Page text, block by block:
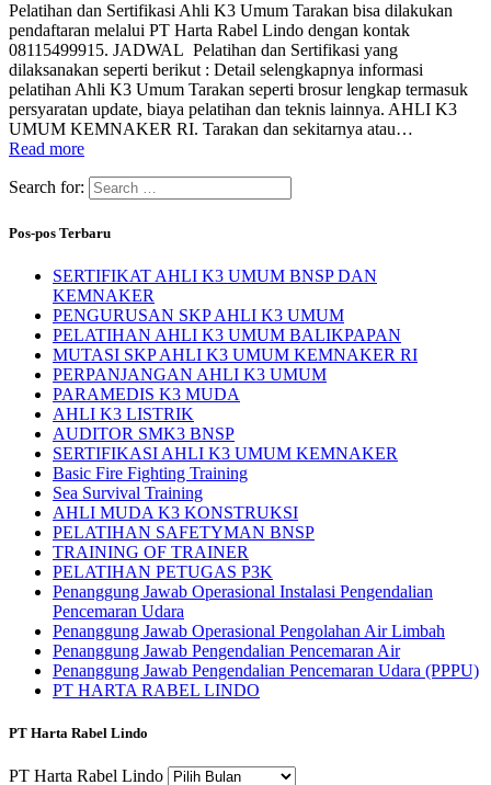
Pelatihan dan Sertifikasi Ahli K3 Umum Tarakan bisa dilakukan
pendaftaran melalui PT Harta Rabel Lindo dengan kontak
08115499915. JADWAL Pelatihan dan Sertifikasi yang
dilaksanakan seperti berikut : Detail selengkapnya informasi
pelatihan Ahli K3 Umum Tarakan seperti brosur lengkap termasuk
persyaratan update, biaya pelatihan dan teknis lainnya. AHLI K3
UMUM KEMNAKER RI. Tarakan dan sekitarnya atau…
Read more
Search for:
Pos-pos Terbaru
SERTIFIKAT AHLI K3 UMUM BNSP DAN
KEMNAKER
PENGURUSAN SKP AHLI K3 UMUM
PELATIHAN AHLI K3 UMUM BALIKPAPAN
MUTASI SKP AHLI K3 UMUM KEMNAKER RI
PERPANJANGAN AHLI K3 UMUM
PARAMEDIS K3 MUDA
AHLI K3 LISTRIK
AUDITOR SMK3 BNSP
SERTIFIKASI AHLI K3 UMUM KEMNAKER
Basic Fire Fighting Training
Sea Survival Training
AHLI MUDA K3 KONSTRUKSI
PELATIHAN SAFETYMAN BNSP
TRAINING OF TRAINER
PELATIHAN PETUGAS P3K
Penanggung Jawab Operasional Instalasi Pengendalian
Pencemaran Udara
Penanggung Jawab Operasional Pengolahan Air Limbah
Penanggung Jawab Pengendalian Pencemaran Air
Penanggung Jawab Pengendalian Pencemaran Udara (PPPU)
PT HARTA RABEL LINDO
PT Harta Rabel Lindo
PT Harta Rabel Lindo